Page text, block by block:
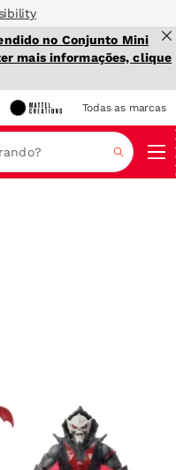
no Conjunto Mini
mais informações, clique
Todas as marcas